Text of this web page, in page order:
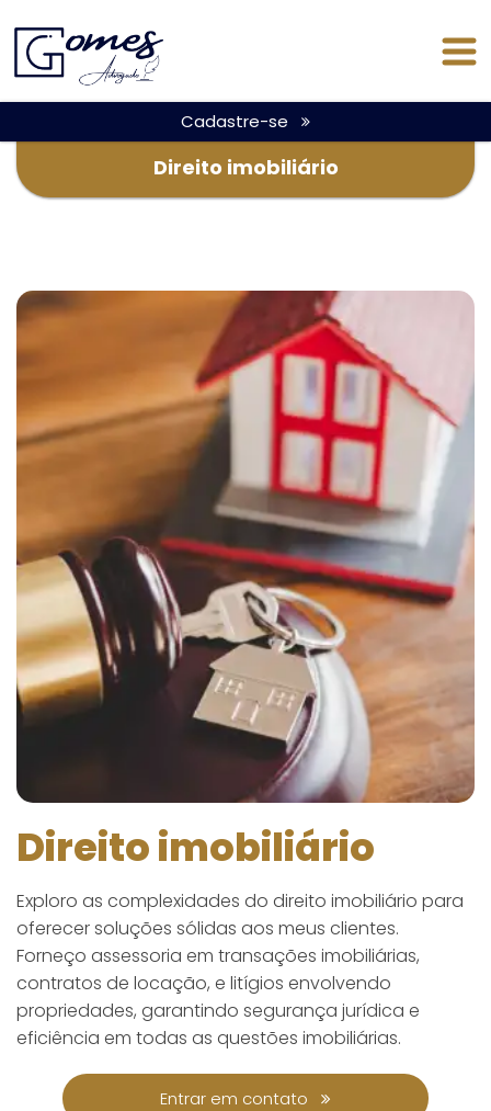
Cadastre-se
Direito imobiliário
Direito imobiliário
Exploro as complexidades do direito imobiliário para
oferecer soluções sólidas aos meus clientes.
Forneço assessoria em transações imobiliárias,
contratos de locação, e litígios envolvendo
propriedades, garantindo segurança jurídica e
eficiência em todas as questões imobiliárias.
Entrar em contato